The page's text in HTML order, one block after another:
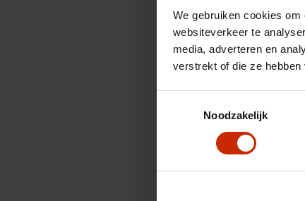
We gebruiken cookies
websiteverkeer te
media, adverteren en
verstrekt of die ze
Noodzakelijk